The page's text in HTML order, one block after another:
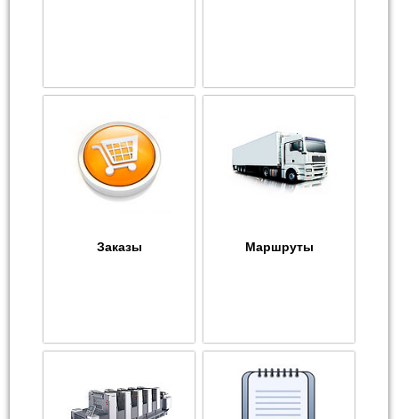
Заказы Маршруты